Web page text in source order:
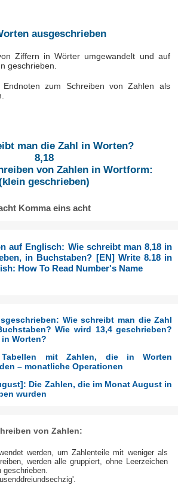
ausgeschrieben
Ziffern in Wörter umgewandelt und auf
geschrieben.
zum Schreiben von Zahlen als
man die Zahl in Worten?
8,18
von Zahlen in Wortform:
geschrieben)
Komma eins acht
auf Englisch: Wie schreibt man 8,18 in
in Buchstaben? [EN] Write 8.18 in
How To Read Number's Name
Wie schreibt man die Zahl
Wie wird 13,4 geschrieben?
Worten?
mit Zahlen, die in Worten
– monatliche Operationen
Die Zahlen, die im Monat August in
wurden
von Zahlen:
werden, um Zahlenteile mit weniger als
werden alle gruppiert, ohne Leerzeichen
geschrieben.